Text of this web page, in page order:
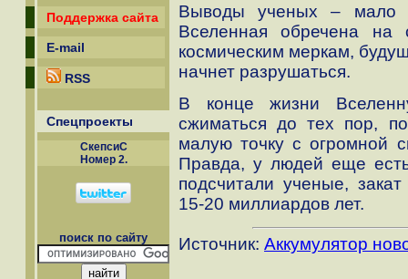
Поддержка сайта
E-mail
RSS
Спецпроекты
СкепсиС
Номер 2.
поиск по сайту
Bыводы ученых – мало
Вселенная обречена на
космическим меркам,
начнет разрушаться.
В конце жизни
сжиматься до тех пор,
малую точку с огромной
Правда, у людей еще
подсчитали ученые,
15-20 миллиардов лет.
Источник: Аккумулятор